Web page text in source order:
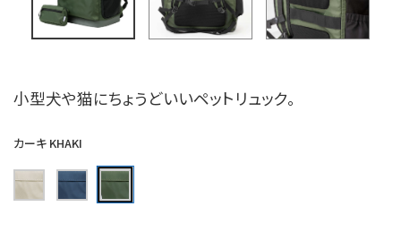
小型犬や猫にちょうどいいペットリュック。
カーキ KHAKI